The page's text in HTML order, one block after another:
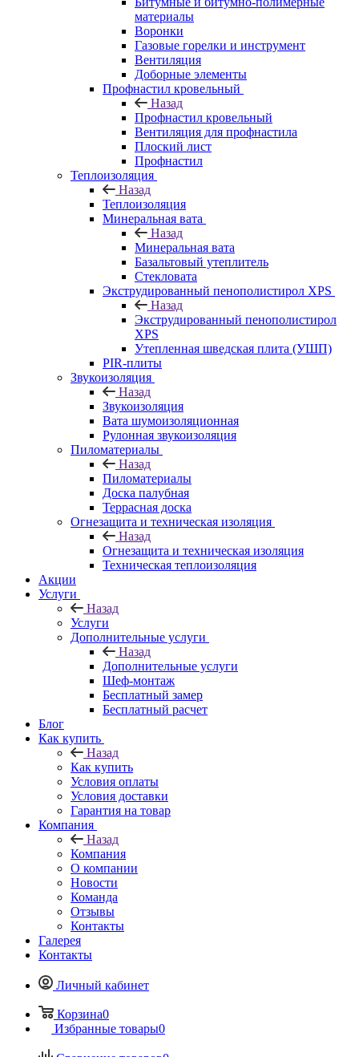
материалы
Воронки
Газовые горелки и инструмент
Вентиляция
Доборные элементы
Профнастил кровельный
Назад
Профнастил кровельный
Вентиляция для профнастила
Плоский лист
Профнастил
Теплоизоляция
Назад
Теплоизоляция
Минеральная вата
Назад
Минеральная вата
Базальтовый утеплитель
Стекловата
Экструдированный пенополистирол XPS
Назад
Экструдированный пенополистирол
XPS
Утепленная шведская плита (УШП)
PIR-плиты
Звукоизоляция
Назад
Звукоизоляция
Вата шумоизоляционная
Рулонная звукоизоляция
Пиломатериалы
Назад
Пиломатериалы
Доска палубная
Террасная доска
Огнезащита и техническая изоляция
Назад
Огнезащита и техническая изоляция
Техническая теплоизоляция
Акции
Услуги
Назад
Услуги
Дополнительные услуги
Назад
Дополнительные услуги
Шеф-монтаж
Бесплатный замер
Бесплатный расчет
Блог
Как купить
Назад
Как купить
Условия оплаты
Условия доставки
Гарантия на товар
Компания
Назад
Компания
О компании
Новости
Команда
Отзывы
Контакты
Галерея
Контакты
Личный кабинет
Корзина0
Избранные товары0